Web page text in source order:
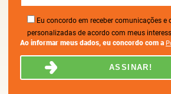
Eu concordo em receber comunicações e
personalizadas de acordo com meus
Ao informar meus dados, eu concordo com a